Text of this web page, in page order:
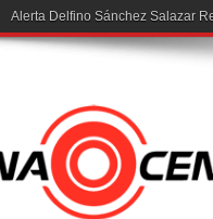
Alerta Delfino Sánchez Salazar